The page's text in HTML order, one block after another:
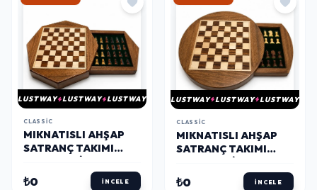
LUSTWAY LUSTWAY LUSTWAY
CLASSIC
MIKNATISLI AHŞAP
SATRANÇ TAKIMI
KUTULU G236
₺0 İNCELE
LUSTWAY LUSTWAY LUSTWAY
CLASSIC
MIKNATISLI AHŞAP
SATRANÇ TAKIMI
KUTULU G240
₺0 İNCELE